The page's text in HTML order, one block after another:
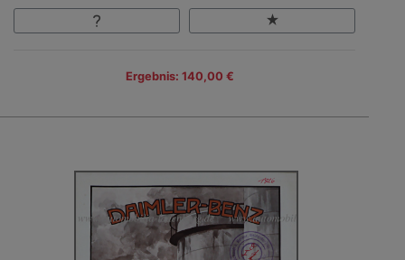
Ergebnis: 140,00 €